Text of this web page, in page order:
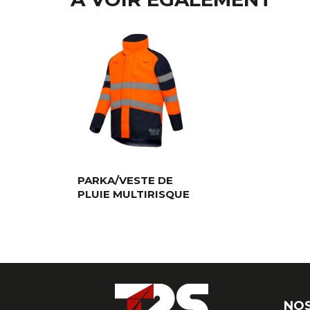
PARKA/VESTE DE
PLUIE MULTIRISQUE